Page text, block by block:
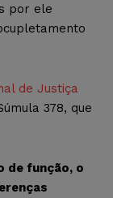
por ele
de Justiça
378, que
de função, o